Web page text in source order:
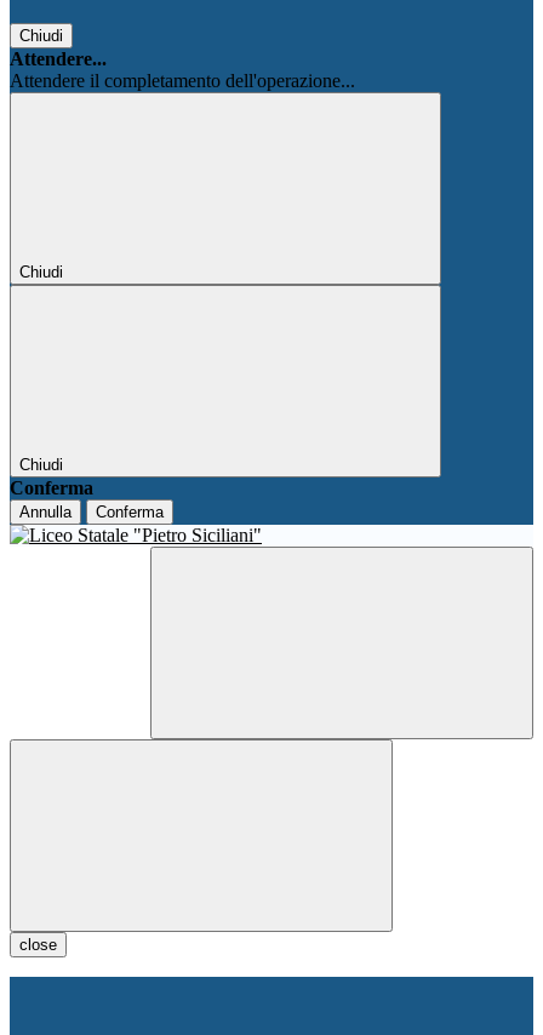
Chiudi
Attendere...
Attendere il completamento dell'operazione...
Chiudi
Chiudi
Conferma
Annulla Conferma
close